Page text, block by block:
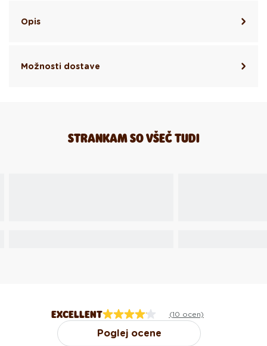
Opis
Možnosti dostave
STRANKAM SO VŠEČ TUDI
EXCELLENT (10 ocen)
Poglej ocene